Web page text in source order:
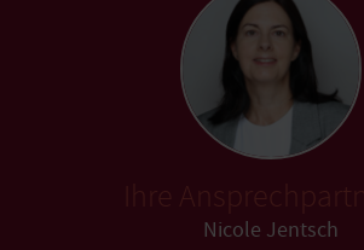
Ihre
Nicole Jentsch